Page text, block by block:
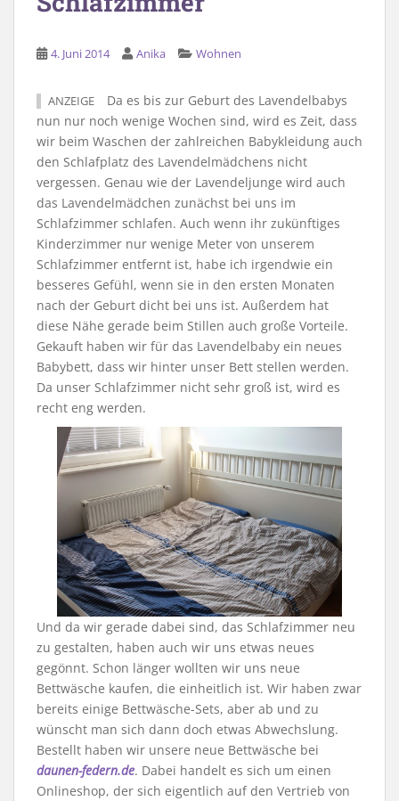
4. Juni 2014 Anika Wohnen
ANZEIGE
Da es bis zur Geburt des Lavendelbabys
nun nur noch wenige Wochen sind, wird es Zeit, dass
wir beim Waschen der zahlreichen Babykleidung auch
den Schlafplatz des Lavendelmädchens nicht
vergessen. Genau wie der Lavendeljunge wird auch
das Lavendelmädchen zunächst bei uns im
Schlafzimmer schlafen. Auch wenn ihr zukünftiges
Kinderzimmer nur wenige Meter von unserem
Schlafzimmer entfernt ist, habe ich irgendwie ein
besseres Gefühl, wenn sie in den ersten Monaten
nach der Geburt dicht bei uns ist. Außerdem hat
diese Nähe gerade beim Stillen auch große Vorteile.
Gekauft haben wir für das Lavendelbaby ein neues
Babybett, dass wir hinter unser Bett stellen werden.
Da unser Schlafzimmer nicht sehr groß ist, wird es
recht eng werden.
Und da wir gerade dabei sind, das Schlafzimmer neu
zu gestalten, haben auch wir uns etwas neues
gegönnt. Schon länger wollten wir uns neue
Bettwäsche kaufen, die einheitlich ist. Wir haben zwar
bereits einige Bettwäsche-Sets, aber ab und zu
wünscht man sich dann doch etwas Abwechslung.
Bestellt haben wir unsere neue Bettwäsche bei
daunen-federn.de. Dabei handelt es sich um einen
Onlineshop, der sich eigentlich auf den Vertrieb von